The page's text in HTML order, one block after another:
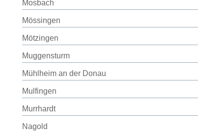
Mosbach
Mössingen
Mötzingen
Muggensturm
Mühlheim an der Donau
Mulfingen
Murrhardt
Nagold